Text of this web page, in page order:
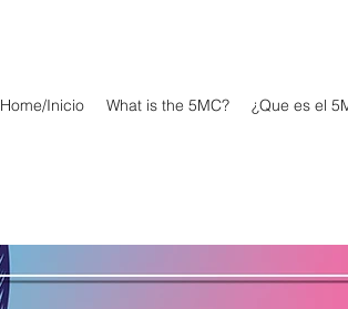
Home/Inicio What is the 5MC? ¿Que es el